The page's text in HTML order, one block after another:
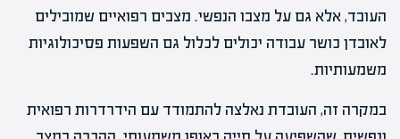
העובד, אלא גם על מצבו הנפשי. מצבים רפואיים שמובילים
לאובדן כושר עבודה יכולים לכלול גם השפעות פסיכולוגיות
משמעותיות.
במקרה זה, העובדת נאלצה להתמודד עם הידרדרות רפואית